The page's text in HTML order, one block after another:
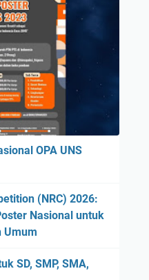
OPA UNS
(NRC) 2026:
Nasional untuk
Umum
SD, SMP, SMA,